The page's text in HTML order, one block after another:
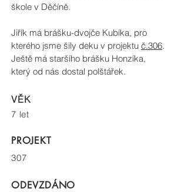
škole v Děčíně.
Jiřík má brášku-dvojče Kubíka, pro
kterého jsme šily deku v projektu č.306.
Ještě má staršího brášku Honzíka,
který od nás dostal polštářek.
VĚK
7 let
PROJEKT
307
ODEVZDÁNO